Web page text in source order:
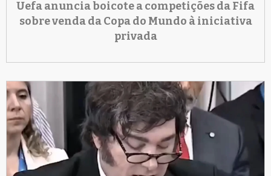
Uefa anuncia boicote a competições da Fifa
sobre venda da Copa do Mundo à iniciativa
privada